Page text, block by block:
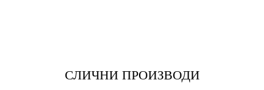
СЛИЧНИ ПРОИЗВОДИ